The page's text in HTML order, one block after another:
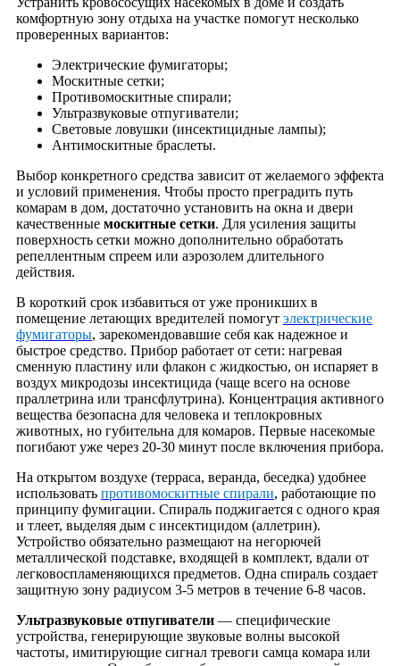
комфортную зону отдыха на участке помогут несколько
проверенных вариантов:
Электрические фумигаторы;
Москитные сетки;
Противомоскитные спирали;
Ультразвуковые отпугиватели;
Световые ловушки (инсектицидные лампы);
Антимоскитные браслеты.
Выбор конкретного средства зависит от желаемого эффекта
и условий применения. Чтобы просто преградить путь
комарам в дом, достаточно установить на окна и двери
качественные москитные сетки. Для усиления защиты
поверхность сетки можно дополнительно обработать
репеллентным спреем или аэрозолем длительного
действия.
В короткий срок избавиться от уже проникших в
помещение летающих вредителей помогут электрические
фумигаторы, зарекомендовавшие себя как надежное и
быстрое средство. Прибор работает от сети: нагревая
сменную пластину или флакон с жидкостью, он испаряет в
воздух микродозы инсектицида (чаще всего на основе
праллетрина или трансфлутрина). Концентрация активного
вещества безопасна для человека и теплокровных
животных, но губительна для комаров. Первые насекомые
погибают уже через 20-30 минут после включения прибора.
На открытом воздухе (терраса, веранда, беседка) удобнее
использовать противомоскитные спирали, работающие по
принципу фумигации. Спираль поджигается с одного края
и тлеет, выделяя дым с инсектицидом (аллетрин).
Устройство обязательно размещают на негорючей
металлической подставке, входящей в комплект, вдали от
легковоспламеняющихся предметов. Одна спираль создает
защитную зону радиусом 3-5 метров в течение 6-8 часов.
Ультразвуковые отпугиватели — специфические
устройства, генерирующие звуковые волны высокой
частоты, имитирующие сигнал тревоги самца комара или